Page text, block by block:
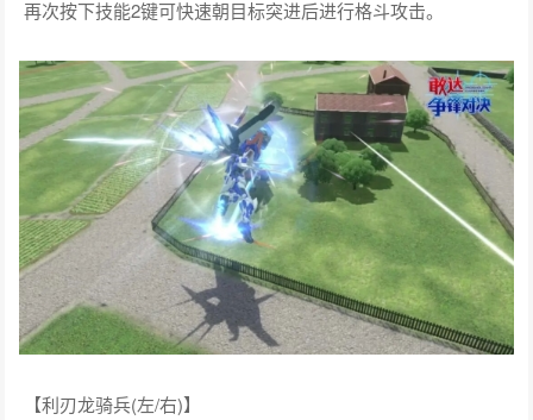
技能期间按下方向键后键和技能2键可向后撤位移，同时释放
利刃龙骑兵对目标进行攻击。